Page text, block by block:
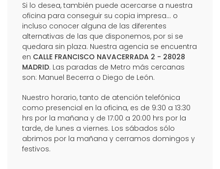
Si lo desea, también puede acercarse a nuestra
oficina para conseguir su copia impresa... o
incluso conocer alguna de las diferentes
alternativas de las que disponemos, por si se
quedara sin plaza. Nuestra agencia se encuentra
en CALLE FRANCISCO NAVACERRADA 2 - 28028
MADRID. Las paradas de Metro más cercanas
son: Manuel Becerra o Diego de León.
Nuestro horario, tanto de atención telefónica
como presencial en la oficina, es de 9:30 a 13:30
hrs por la mañana y de 17:00 a 20:00 hrs por la
tarde, de lunes a viernes. Los sábados sólo
abrimos por la mañana y cerramos domingos y
festivos.